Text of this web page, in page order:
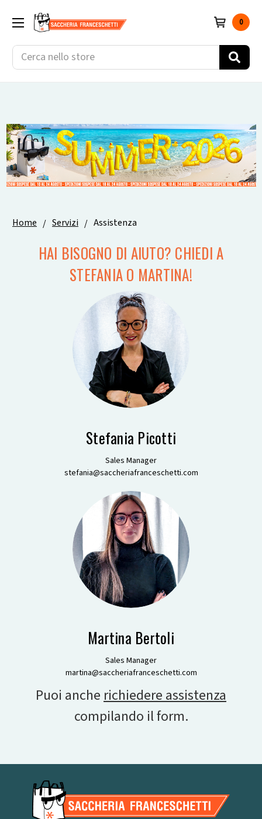
Cerca
0
Home Servizi Assistenza
HAI BISOGNO DI AIUTO? CHIEDI A
STEFANIA O MARTINA!
Stefania Picotti
Sales Manager
stefania@saccheriafranceschetti.com
Martina Bertoli
Sales Manager
martina@saccheriafranceschetti.com
Puoi anche richiedere assistenza
compilando il form.